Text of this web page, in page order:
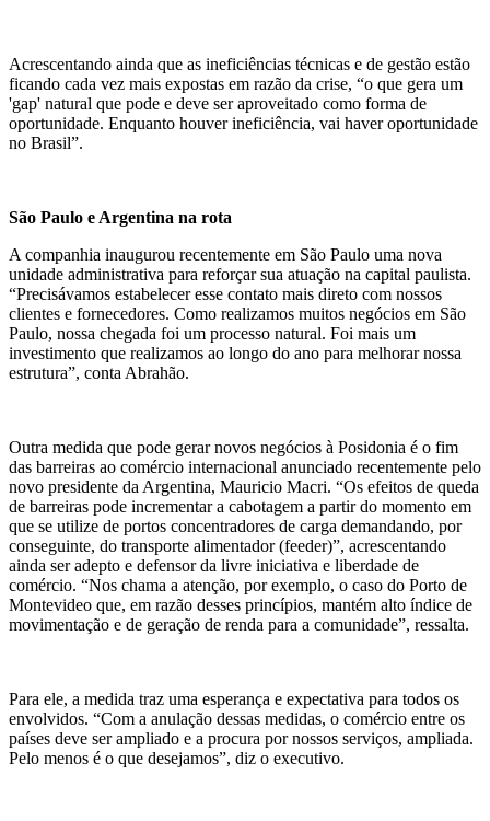
Acrescentando ainda que as ineficiências técnicas e de gestão estão
ficando cada vez mais expostas em razão da crise, “o que gera um
'gap' natural que pode e deve ser aproveitado como forma de
oportunidade. Enquanto houver ineficiência, vai haver oportunidade
no Brasil”.
São Paulo e Argentina na rota
A companhia inaugurou recentemente em São Paulo uma nova
unidade administrativa para reforçar sua atuação na capital paulista.
“Precisávamos estabelecer esse contato mais direto com nossos
clientes e fornecedores. Como realizamos muitos negócios em São
Paulo, nossa chegada foi um processo natural. Foi mais um
investimento que realizamos ao longo do ano para melhorar nossa
estrutura”, conta Abrahão.
Outra medida que pode gerar novos negócios à Posidonia é o fim
das barreiras ao comércio internacional anunciado recentemente pelo
novo presidente da Argentina, Mauricio Macri. “Os efeitos de queda
de barreiras pode incrementar a cabotagem a partir do momento em
que se utilize de portos concentradores de carga demandando, por
conseguinte, do transporte alimentador (feeder)”, acrescentando
ainda ser adepto e defensor da livre iniciativa e liberdade de
comércio. “Nos chama a atenção, por exemplo, o caso do Porto de
Montevideo que, em razão desses princípios, mantém alto índice de
movimentação e de geração de renda para a comunidade”, ressalta.
Para ele, a medida traz uma esperança e expectativa para todos os
envolvidos. “Com a anulação dessas medidas, o comércio entre os
países deve ser ampliado e a procura por nossos serviços, ampliada.
Pelo menos é o que desejamos”, diz o executivo.